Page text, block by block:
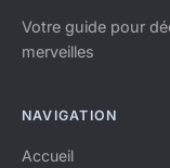
Votre guide pour
merveilles
NAVIGATION
Accueil